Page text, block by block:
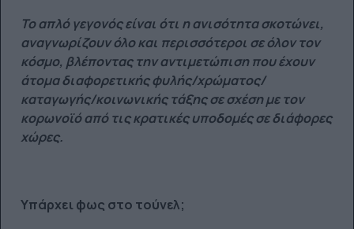
Το απλό γεγονός είναι ότι η ανισότητα σκοτώνει,
αναγνωρίζουν όλο και περισσότεροι σε όλον τον
κόσμο, βλέποντας την αντιμετώπιση που έχουν
άτομα διαφορετικής φυλής/χρώματος/
καταγωγής/κοινωνικής τάξης σε σχέση με τον
κορωνοϊό από τις κρατικές υποδομές σε διάφορες
χώρες.
Υπάρχει φως στο τούνελ;